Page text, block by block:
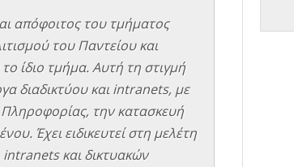
απόφοιτος του τμήματος
του Παντείου και
ίδιο τμήμα. Αυτή τη στιγμή
διαδικτύου και intranets, με
Πληροφορίας, την κατασκευή
Έχει ειδικευτεί στη μελέτη
intranets και δικτυακών